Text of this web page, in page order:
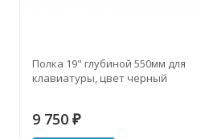
Полка 19" глубиной 550мм для
клавиатуры, цвет черный
9 750 ₽